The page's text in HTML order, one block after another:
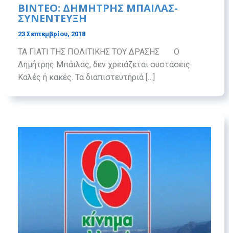
BINTEO: ΔΗΜΗΤΡΗΣ ΜΠΑΙΛΑΣ-
ΣΥΝΕΝΤΕΥΞΗ
23 Σεπτεμβρίου, 2018
ΤΑ ΓΙΑΤΙ ΤΗΣ ΠΟΛΙΤΙΚΗΣ ΤΟΥ ΔΡΑΣΗΣ Ο
Δημήτρης Μπάιλας, δεν χρειάζεται συστάσεις.
Καλές ή κακές. Τα διαπιστευτήριά […]